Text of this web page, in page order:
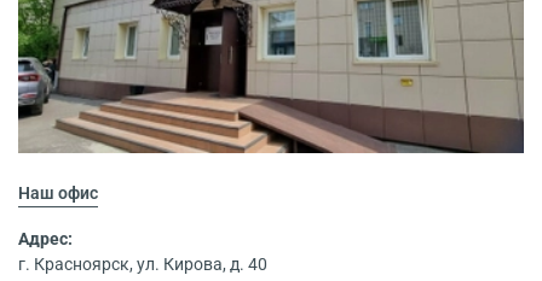
Наш офис
Адрес:
г. Красноярск, ул. Кирова, д. 40